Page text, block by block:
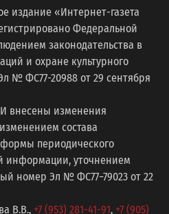
издание «Интернет-газета
Федеральной
законодательства в
и охране культурного
№ ФС77-20988 от 29 сентября
внесены изменения
состава
периодического
информации, уточнением
номер Эл № ФС77−79023 от 22
В.В., +7 (953) 281-41-91, +7 (905)